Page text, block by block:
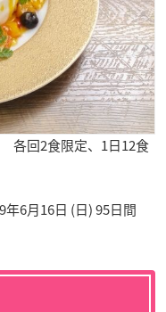
回2食限定、1日12食
6月16日 (日) 95日間